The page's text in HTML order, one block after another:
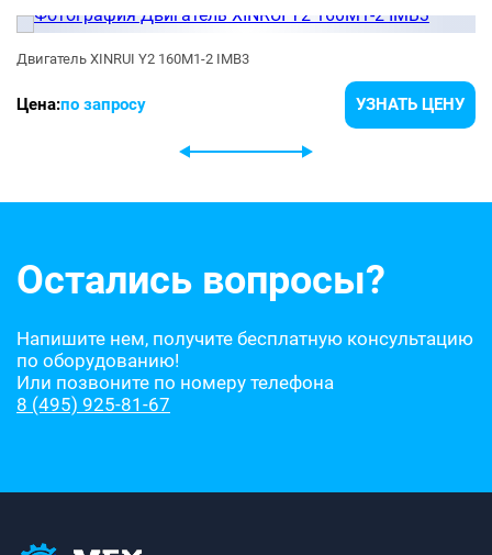
Двигатель XINRUI Y2 160M1-2 IMB3
Цена:по запросу УЗНАТЬ ЦЕНУ
Остались вопросы?
Напишите нем, получите бесплатную консультацию
по оборудованию!
Или позвоните по номеру телефона
8 (495) 925-81-67